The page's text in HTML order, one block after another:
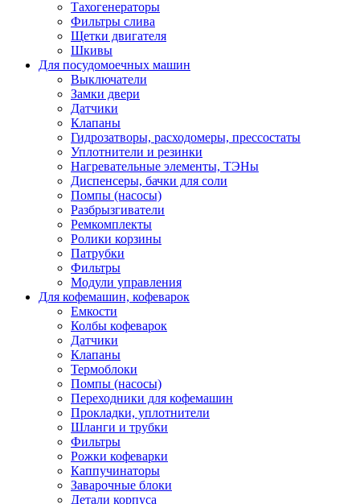
Тахогенераторы
Фильтры слива
Щетки двигателя
Шкивы
Для посудомоечных машин
Выключатели
Замки двери
Датчики
Клапаны
Гидрозатворы, расходомеры, прессостаты
Уплотнители и резинки
Нагревательные элементы, ТЭНы
Диспенсеры, бачки для соли
Помпы (насосы)
Разбрызгиватели
Ремкомплекты
Ролики корзины
Патрубки
Фильтры
Модули управления
Для кофемашин, кофеварок
Емкости
Колбы кофеварок
Датчики
Клапаны
Термоблоки
Помпы (насосы)
Переходники для кофемашин
Прокладки, уплотнители
Шланги и трубки
Фильтры
Рожки кофеварки
Каппучинаторы
Заварочные блоки
Детали корпуса